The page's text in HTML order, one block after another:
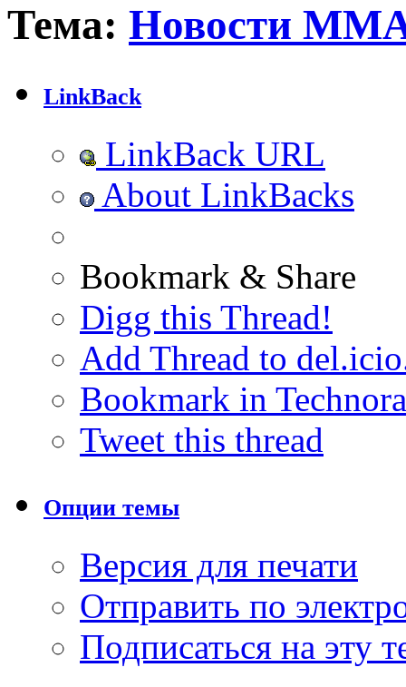
Тема: Новости
LinkBack
LinkBack URL
About LinkBacks
Bookmark & Share
Digg this Thread!
Add Thread to
Bookmark in
Tweet this thread
Опции темы
Версия для печати
Отправить по
Подписаться на эту